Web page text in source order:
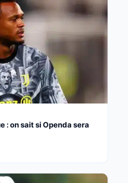
: on sait si Openda sera